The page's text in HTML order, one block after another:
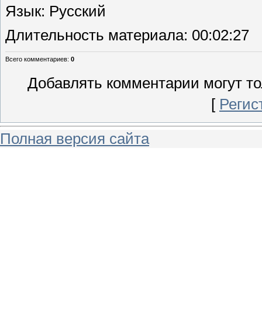
Язык: Русский
Длительность материала: 00:02:27
Всего комментариев: 0
Добавлять комментарии могут
[
Полная версия сайта